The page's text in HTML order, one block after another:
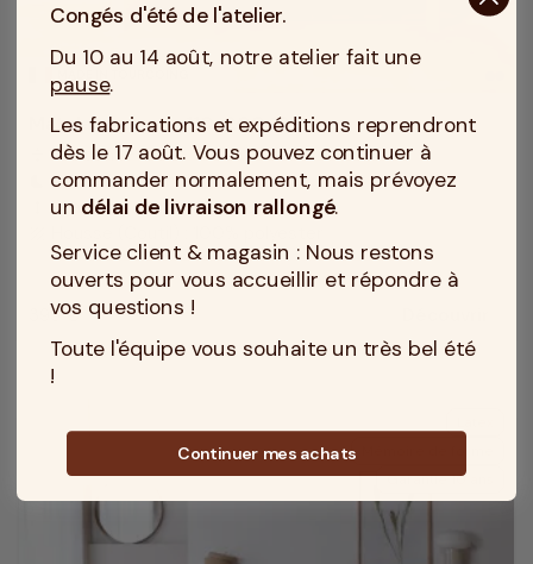
Matelas mousse 110x200 18 cm
Soutien : Ferme
Accueil : Equilibré
Epaisseur du matelas : 18 cm
399 €
Garantie 10 ans
Congés d'été de l'atelier.
Du 10 au 14 août, notre atelier fait une
pause.
Les fabrications et expéditions reprendront
dès le 17 août. Vous pouvez continuer à
commander normalement, mais prévoyez
un délai de livraison rallongé.
Service client & magasin : Nous restons
ouverts pour vous accueillir et répondre à
vos questions !
Toute l'équipe vous souhaite un très bel été
!
Continuer mes achats